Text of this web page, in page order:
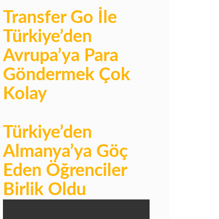
Transfer Go İle
Türkiye’den
Avrupa’ya Para
Göndermek Çok
Kolay
Türkiye’den
Almanya’ya Göç
Eden Öğrenciler
Birlik Oldu